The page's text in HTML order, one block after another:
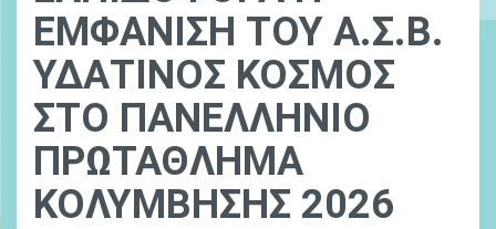
ΕΜΦΑΝΙΣΗ ΤΟΥ Α.Σ.Β.
ΥΔΑΤΙΝΟΣ ΚΟΣΜΟΣ
ΣΤΟ ΠΑΝΕΛΛΗΝΙΟ
ΠΡΩΤΑΘΛΗΜΑ
ΚΟΛΥΜΒΗΣΗΣ 2026